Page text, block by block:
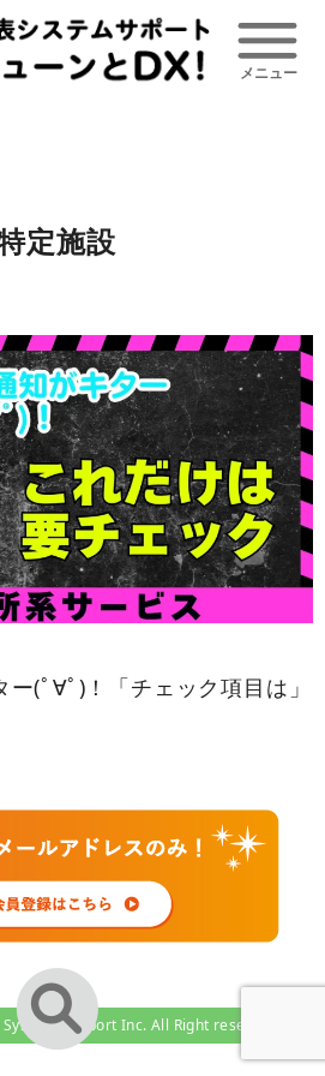
定施設
(ﾟ∀ﾟ)！「チェック項目は」
Support Inc. All Right reserved.